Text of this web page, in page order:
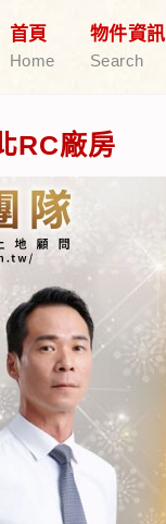
首頁
Home
物件資訊
Search
RC廠房